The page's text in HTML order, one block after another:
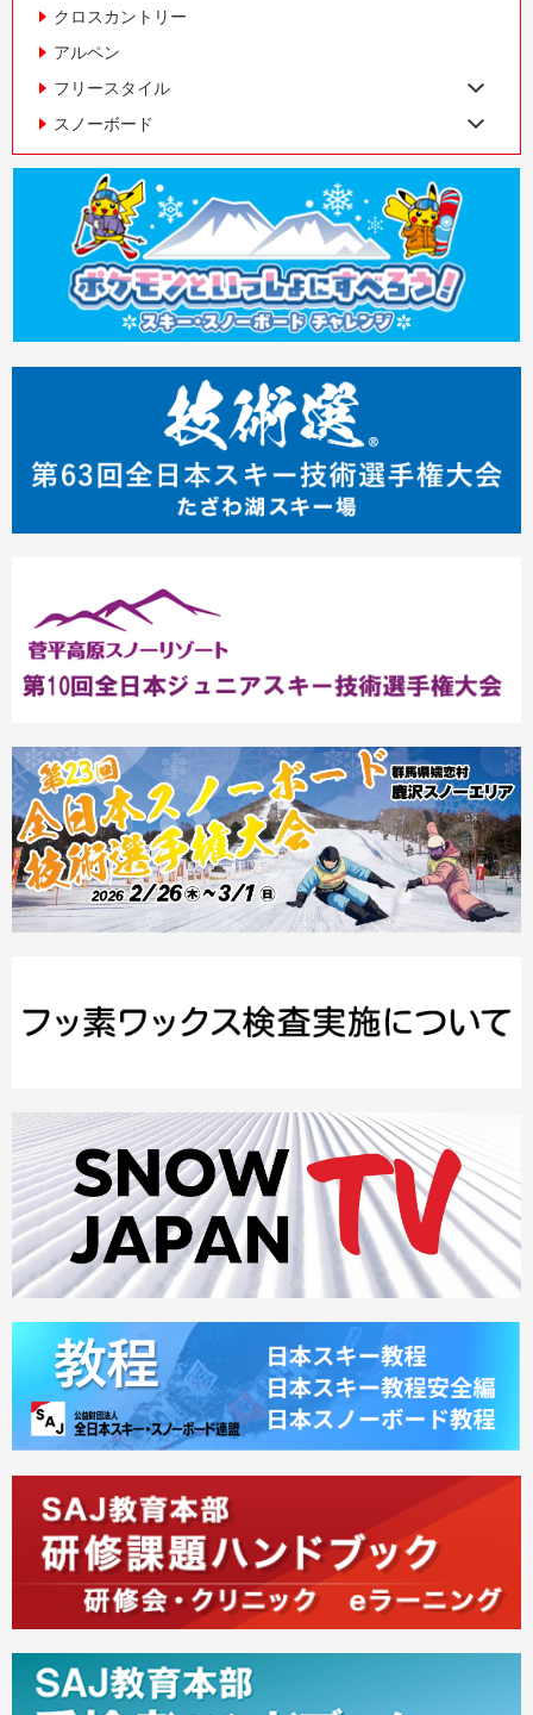
クロスカントリー
アルペン
フリースタイル
スノーボード